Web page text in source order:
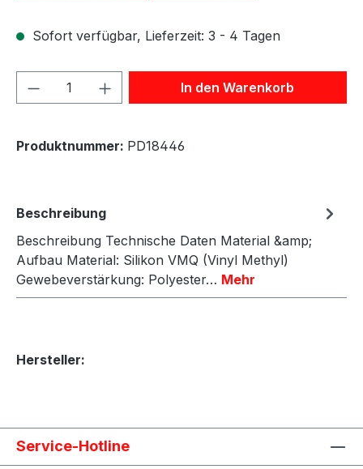
Sofort verfügbar, Lieferzeit: 3 - 4 Tagen
Produkt Anzahl: Gib denIn den Warenkorb
Produktnummer: PD18446
Beschreibung
Beschreibung Technische Daten Material &amp;
Aufbau Material: Silikon VMQ (Vinyl Methyl)
Gewebeverstärkung: Polyester… Mehr
Hersteller:
Service-Hotline